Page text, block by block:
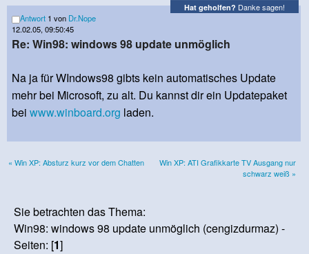
Hat geholfen? Danke sagen!
Antwort 1 von Dr.Nope
12.02.05, 09:50:45
Re: Win98: windows 98 update unmöglich
Na ja für WIndows98 gibts kein automatisches Update
mehr bei Microsoft, zu alt. Du kannst dir ein Updatepaket
bei www.winboard.org laden.
« Win XP: Absturz kurz vor dem Chatten
Win XP: ATI Grafikkarte TV Ausgang nur
schwarz weiß »
Sie betrachten das Thema:
Win98: windows 98 update unmöglich (cengizdurmaz) -
Seiten: [1]